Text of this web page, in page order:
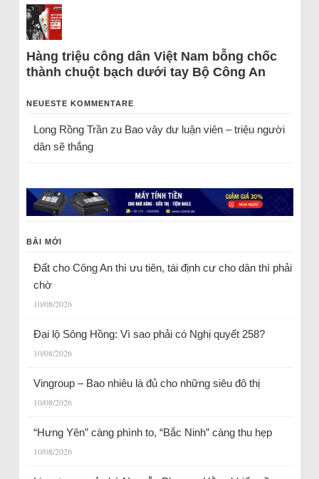
Hàng triệu công dân Việt Nam bỗng chốc
thành chuột bạch dưới tay Bộ Công An
NEUESTE KOMMENTARE
Long Rồng Trầnzu Bao vây dư luận viên – triệu người
dân sẽ thắng
BÀI MỚI
Đất cho Công An thì ưu tiên, tái định cư cho dân thì phải
chờ
10/08/2026
Đại lộ Sông Hồng: Vì sao phải có Nghị quyết 258?
10/08/2026
Vingroup – Bao nhiêu là đủ cho những siêu đô thị
10/08/2026
“Hưng Yên” càng phình to, “Bắc Ninh” càng thu hẹp
10/08/2026